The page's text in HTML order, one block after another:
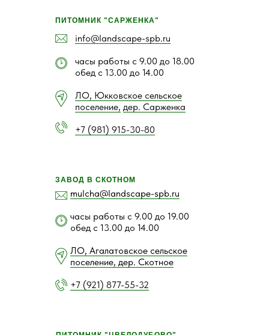
ПИТОМНИК "САРЖЕНКА"
info@landscape-spb.ru
часы работы с 9.00 до 18.00
обед с 13.00 до 14.00
ЛО, Юкковское сельское
поселение, дер. Сарженка
+7 (981) 915-30-80
ЗАВОД В СКОТНОМ
mulcha@landscape-spb.ru
часы работы с 9.00 до 19.00
обед с 13.00 до 14.00
ЛО, Агалатовское сельское
поселение, дер. Скотное
+7 (921) 877-55-32